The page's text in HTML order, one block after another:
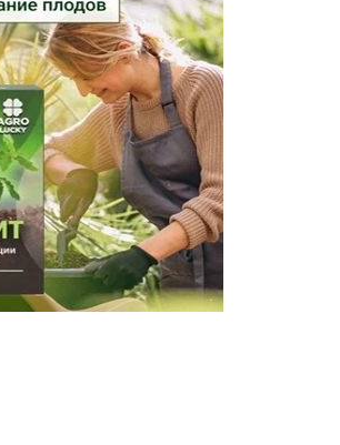
Оренбургская область
Орловская область
Пензенская область
Пермский край
Приморский край
Псковская область
Ростовская область